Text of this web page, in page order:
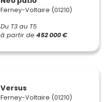
Ferney-Voltaire (01210)
Du T3 au T5
à partir de 452 000 €
Versus
Ferney-Voltaire (01210)